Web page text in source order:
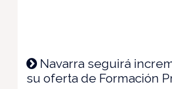
Navarra seguirá
su oferta de Formación